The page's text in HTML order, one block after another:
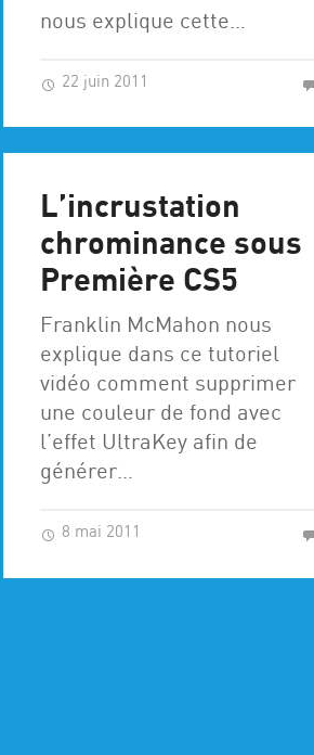
nous explique cette…
22 juin 2011
L’incrustation
chrominance sous
Première CS5
Franklin McMahon nous
explique dans ce tutoriel
vidéo comment supprimer
une couleur de fond avec
l’effet UltraKey afin de
générer…
8 mai 2011